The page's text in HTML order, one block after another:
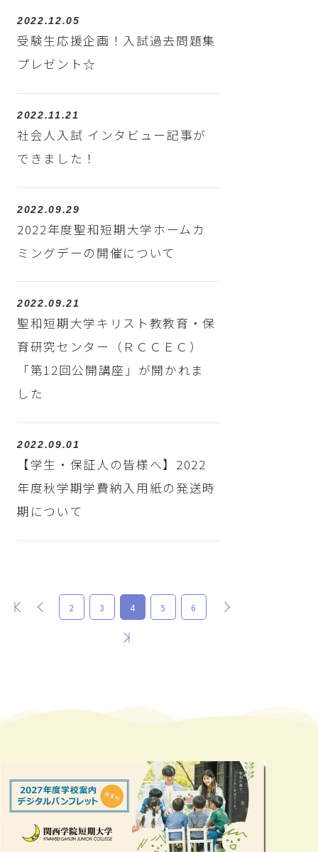
2022.12.05
受験生応援企画！入試過去問題集
プレゼント☆
2022.11.21
社会人入試 インタビュー記事が
できました！
2022.09.29
2022年度聖和短期大学ホームカ
ミングデーの開催について
2022.09.21
聖和短期大学キリスト教教育・保
育研究センター（ＲＣＣＥＣ）
「第12回公開講座」が開かれま
した
2022.09.01
【学生・保証人の皆様へ】2022
年度秋学期学費納入用紙の発送時
期について
最初 前 2 3 4 5 6
最後